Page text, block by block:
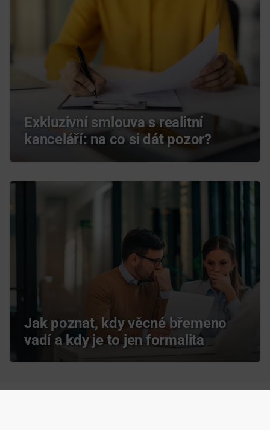
Exkluzivní smlouva s realitní
kanceláří: na co si dát pozor?
Jak poznat, kdy věcné břemeno
vadí a kdy je to jen formalita